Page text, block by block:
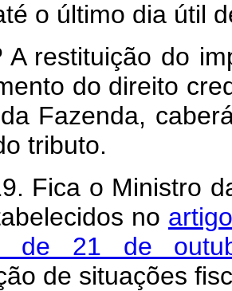
o último dia útil
do
do direito
Fazenda,
tributo.
Fica o Ministro
no
de 21 de
de situações